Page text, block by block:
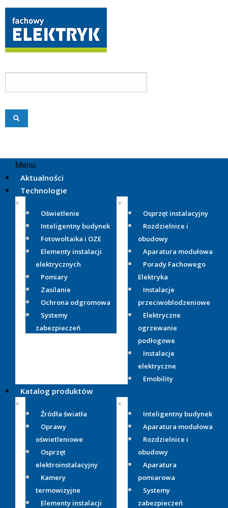
Menu
Aktualności
Technologie
Oświetlenie
Inteligentny budynek
Fotowoltaika i OZE
Elementy instalacji
elektrycznych
Pomiary
Zasilanie
Ochrona odgromowa
Systemy
zabezpieczeń
Osprzęt instalacyjny
Rozdzielnice i
obudowy
Aparatura modułowa
Porady Fachowego
Elektryka
Instalacje
przeciwoblodzeniowe
Elektryczne
ogrzewanie
podłogowe
Instalacje
elektryczne
Emobility
Katalog produktów
Źródła światła
Oprawy
oświetleniowe
Osprzęt
elektroinstalacyjny
Kamery
termowizyjne
Elementy instalacji
Inteligentny budynek
Aparatura modułowa
Rozdzielnice i
obudowy
Aparatura
pomiarowa
Systemy
zabezpieczeń